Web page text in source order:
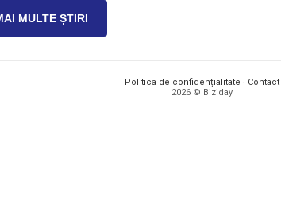
MULTE ȘTIRI
Politica de confidențialitate · Contact
2026 © Biziday